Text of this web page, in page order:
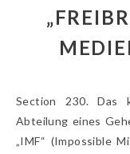
Section 230. Das klingt irgendwie wie eine inoffizielle
Abteilung eines
„IMF“ (Impossible